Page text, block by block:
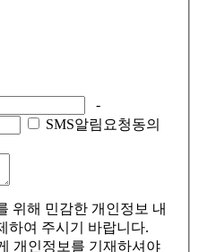
-
SMS알림요청동의
위해 민감한 개인정보 내
하여 주시기 바랍니다.
개인정보를 기재하셔야